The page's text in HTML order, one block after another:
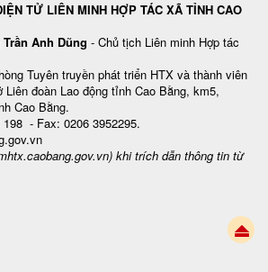
TỬ LIÊN MINH HỢP TÁC XÃ TỈNH CAO
Trần Anh Dũng - Chủ tịch Liên minh Hợp tác
Tuyên truyền phát triển HTX và thành viên
đoàn Lao động tỉnh Cao Bằng, km5,
Cao Bằng.
- Fax: 0206 3952295.
) khi trích dẫn thông tin từ